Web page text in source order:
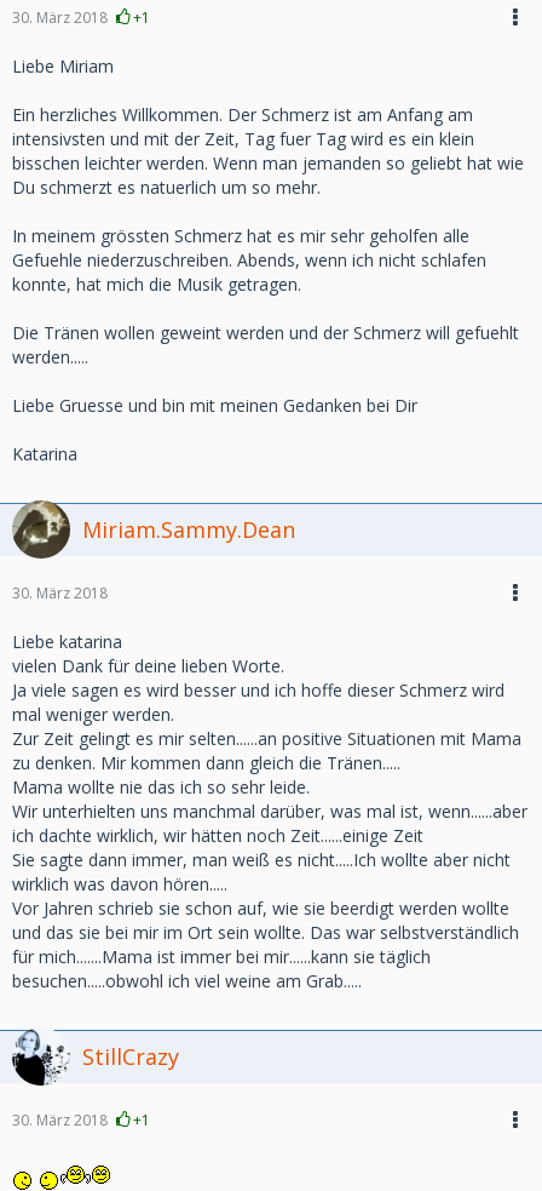
30. März 2018 +1
Liebe Miriam
Ein herzliches Willkommen. Der Schmerz ist am Anfang am
intensivsten und mit der Zeit, Tag fuer Tag wird es ein klein
bisschen leichter werden. Wenn man jemanden so geliebt hat wie
Du schmerzt es natuerlich um so mehr.
In meinem grössten Schmerz hat es mir sehr geholfen alle
Gefuehle niederzuschreiben. Abends, wenn ich nicht schlafen
konnte, hat mich die Musik getragen.
Die Tränen wollen geweint werden und der Schmerz will gefuehlt
werden.....
Liebe Gruesse und bin mit meinen Gedanken bei Dir
Katarina
Miriam.Sammy.Dean
30. März 2018
Liebe katarina
vielen Dank für deine lieben Worte.
Ja viele sagen es wird besser und ich hoffe dieser Schmerz wird
mal weniger werden.
Zur Zeit gelingt es mir selten......an positive Situationen mit Mama
zu denken. Mir kommen dann gleich die Tränen.....
Mama wollte nie das ich so sehr leide.
Wir unterhielten uns manchmal darüber, was mal ist, wenn......aber
ich dachte wirklich, wir hätten noch Zeit......einige Zeit
Sie sagte dann immer, man weiß es nicht.....Ich wollte aber nicht
wirklich was davon hören.....
Vor Jahren schrieb sie schon auf, wie sie beerdigt werden wollte
und das sie bei mir im Ort sein wollte. Das war selbstverständlich
für mich.......Mama ist immer bei mir......kann sie täglich
besuchen.....obwohl ich viel weine am Grab.....
StillCrazy
30. März 2018 +1